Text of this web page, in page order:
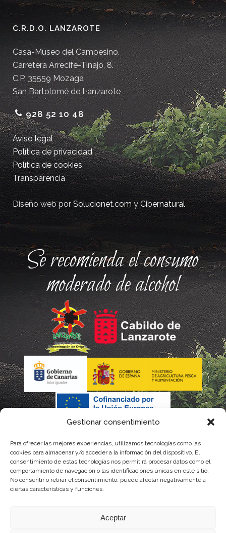
Gestionar consentimiento
Para ofrecer las mejores experiencias, utilizamos tecnologías como las
cookies para almacenar y/o acceder a la información del dispositivo. El
consentimiento de estas tecnologías nos permitirá procesar datos como el
comportamiento de navegación o las identificaciones únicas en este sitio.
No consentir o retirar el consentimiento, puede afectar negativamente a
ciertas características y funciones.
Aceptar
C.R.D.O. LANZAROTE
Casa-Museo del Campesino.
Carretera Arrecife-Tinajo, 8.
C.P. 35559 Mozaga
San Bartolomé de Lanzarote
928 52 10 48
Aviso legal
Política de privacidad
Política de cookies
Transparencia
Diseño web porSolucionet.comyCibernatural
Se recomienda el consumo
moderado de alcohol
La gestión de la DOP Lanzarote realizada por este Consejo
Regulador es financiada, parcialmente, por el Gobierno de
Canarias
Instituto Canario de Calidad Agroalimentaria